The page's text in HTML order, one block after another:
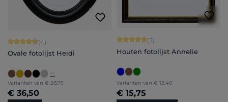
Gemiddelde waardering van 4.75 van 5 sterren
(4)
Ovale fotolijst Heidi
+1
Varianten van € 28,75
€ 36,50
Gemiddelde waardering van 5 van 5
(3)
Houten fotolijst Annelie
Varianten van € 12,40
€ 15,75